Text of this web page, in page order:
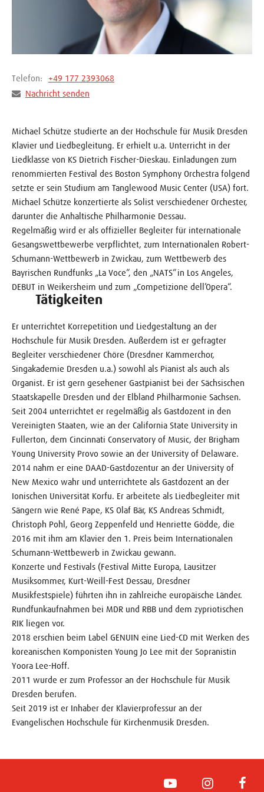
Telefon:
+49 177 2393068
Nachricht senden
Michael Schütze studierte an der Hochschule für Musik Dresden
Klavier und Liedbegleitung. Er erhielt u.a. Unterricht in der
Liedklasse von KS Dietrich Fischer-Dieskau. Einladungen zum
renommierten Festival des Boston Symphony Orchestra folgend
setzte er sein Studium am Tanglewood Music Center (USA) fort.
Michael Schütze konzertierte als Solist verschiedener Orchester,
darunter die Anhaltische Philharmonie Dessau.
Regelmäßig wird er als offizieller Begleiter für internationale
Gesangswettbewerbe verpflichtet, zum Internationalen Robert-
Schumann-Wettbewerb in Zwickau, zum Wettbewerb des
Bayrischen Rundfunks „La Voce“, den „NATS“ in Los Angeles,
DEBUT in Weikersheim und zum „Competizione dell’Opera“.
Tätigkeiten
Er unterrichtet Korrepetition und Liedgestaltung an der
Hochschule für Musik Dresden. Außerdem ist er gefragter
Begleiter verschiedener Chöre (Dresdner Kammerchor,
Singakademie Dresden u.a.) sowohl als Pianist als auch als
Organist. Er ist gern gesehener Gastpianist bei der Sächsischen
Staatskapelle Dresden und der Elbland Philharmonie Sachsen.
Seit 2004 unterrichtet er regelmäßig als Gastdozent in den
Vereinigten Staaten, wie an der California State University in
Fullerton, dem Cincinnati Conservatory of Music, der Brigham
Young University Provo sowie an der University of Delaware.
2014 nahm er eine DAAD-Gastdozentur an der University of
New Mexico wahr und unterrichtete als Gastdozent an der
Ionischen Universität Korfu. Er arbeitete als Liedbegleiter mit
Sängern wie René Pape, KS Olaf Bär, KS Andreas Schmidt,
Christoph Pohl, Georg Zeppenfeld und Henriette Gödde, die
2016 mit ihm am Klavier den 1. Preis beim Internationalen
Schumann-Wettbewerb in Zwickau gewann.
Konzerte und Festivals (Festival Mitte Europa, Lausitzer
Musiksommer, Kurt-Weill-Fest Dessau, Dresdner
Musikfestspiele) führten ihn in zahlreiche europäische Länder.
Rundfunkaufnahmen bei MDR und RBB und dem zypriotischen
RIK liegen vor.
2018 erschien beim Label GENUIN eine Lied-CD mit Werken des
koreanischen Komponisten Young Jo Lee mit der Sopranistin
Yoora Lee-Hoff.
2011 wurde er zum Professor an der Hochschule für Musik
Dresden berufen.
Seit 2019 ist er Inhaber der Klavierprofessur an der
Evangelischen Hochschule für Kirchenmusik Dresden.
YouTube Instagram